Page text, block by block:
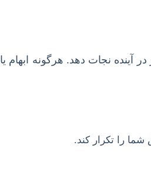
نجات دهد. هرگونه ابهام یا
را تکرار کند.